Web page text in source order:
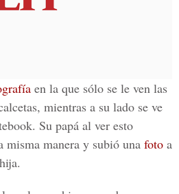
en la que sólo se le ven las
mientras a su lado se ve
Su papá al ver esto
misma manera y subió una foto a